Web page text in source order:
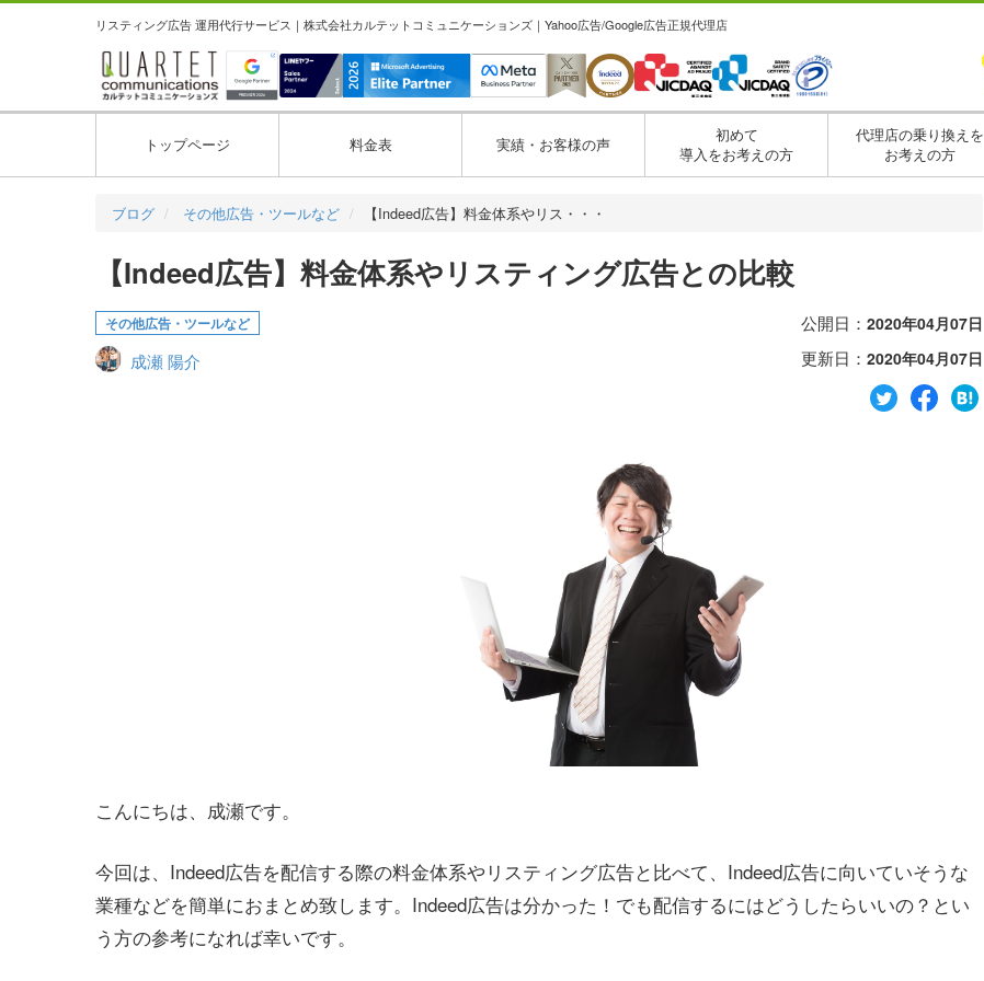
リスティング広告 運用代行サービス｜株式会社カルテットコミュニケーションズ｜Yahoo広告/Google広告正規代理店
トップページ 料金表 実績・お客様の声
初めて
導入をお考えの方
代理店の乗り換えを
お考えの方
ブログ その他広告・ツールなど 【Indeed広告】料金体系やリス・・・
【Indeed広告】料金体系やリスティング広告との比較
その他広告・ツールなど
成瀬 陽介
公開日： 2020年04月07日
更新日： 2020年04月07日
こんにちは、成瀬です。
今回は、Indeed広告を配信する際の料金体系やリスティング広告と比べて、Indeed広告に向いていそうな
業種などを簡単におまとめ致します。Indeed広告は分かった！でも配信するにはどうしたらいいの？とい
う方の参考になれば幸いです。